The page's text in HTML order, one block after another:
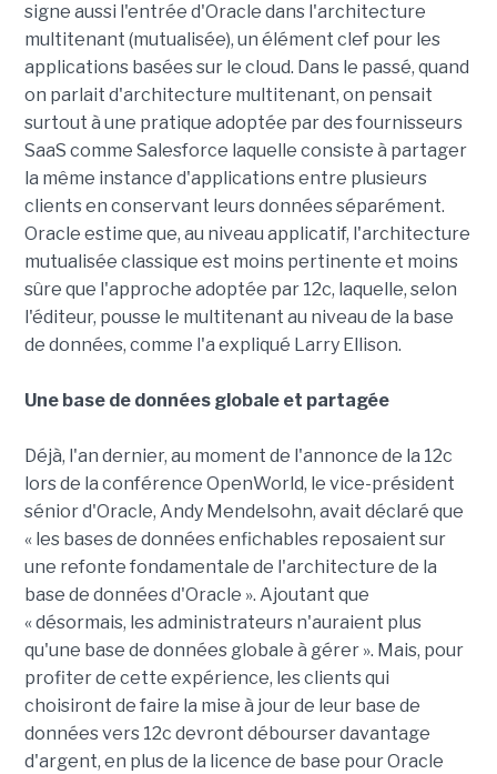
signe aussi l'entrée d'Oracle dans l'architecture
multitenant (mutualisée), un élément clef pour les
applications basées sur le cloud. Dans le passé, quand
on parlait d'architecture multitenant, on pensait
surtout à une pratique adoptée par des fournisseurs
SaaS comme Salesforce laquelle consiste à partager
la même instance d'applications entre plusieurs
clients en conservant leurs données séparément.
Oracle estime que, au niveau applicatif, l'architecture
mutualisée classique est moins pertinente et moins
sûre que l'approche adoptée par 12c, laquelle, selon
l'éditeur, pousse le multitenant au niveau de la base
de données, comme l'a expliqué Larry Ellison.
Une base de données globale et partagée
Déjà, l'an dernier, au moment de l'annonce de la 12c
lors de la conférence OpenWorld, le vice-président
sénior d'Oracle, Andy Mendelsohn, avait déclaré que
« les bases de données enfichables reposaient sur
une refonte fondamentale de l'architecture de la
base de données d'Oracle ». Ajoutant que
« désormais, les administrateurs n'auraient plus
qu'une base de données globale à gérer ». Mais, pour
profiter de cette expérience, les clients qui
choisiront de faire la mise à jour de leur base de
données vers 12c devront débourser davantage
d'argent, en plus de la licence de base pour Oracle